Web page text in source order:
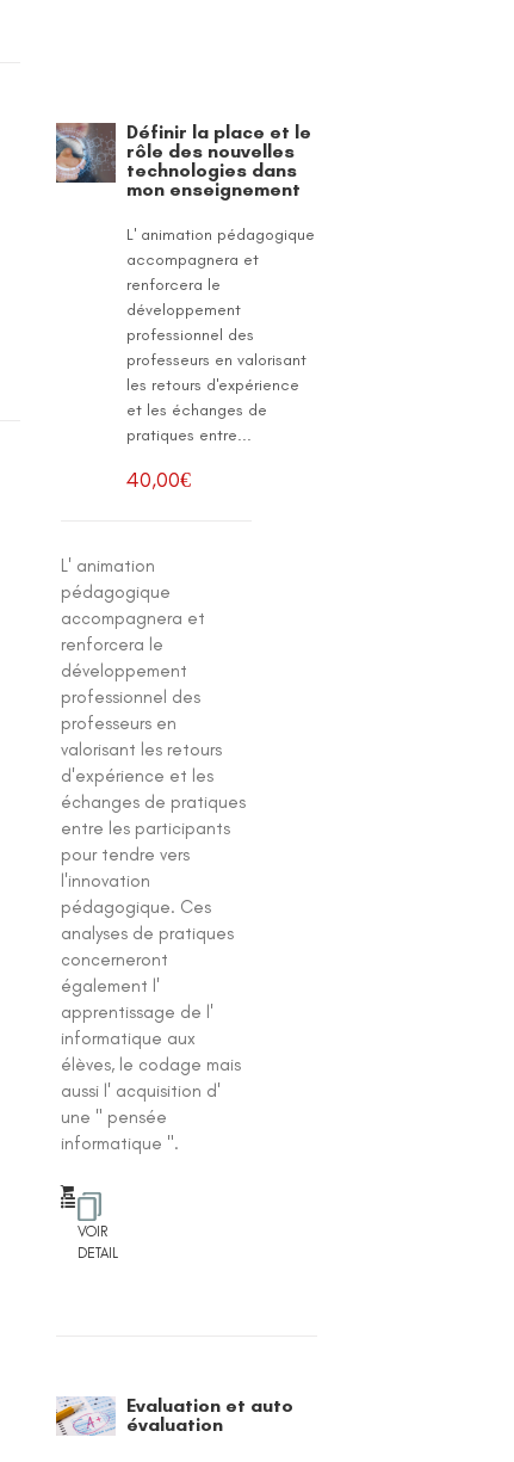
Définir la place et le
rôle des nouvelles
technologies dans
mon enseignement
L' animation pédagogique
accompagnera et
renforcera le
développement
professionnel des
professeurs en valorisant
les retours d'expérience
et les échanges de
pratiques entre...
40,00€
L' animation
pédagogique
accompagnera et
renforcera le
développement
professionnel des
professeurs en
valorisant les retours
d'expérience et les
échanges de pratiques
entre les participants
pour tendre vers
l'innovation
pédagogique. Ces
analyses de pratiques
concerneront
également l'
apprentissage de l'
informatique aux
élèves, le codage mais
aussi l' acquisition d'
une " pensée
informatique ".
VOIR
DETAIL
Evaluation et auto
évaluation